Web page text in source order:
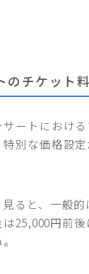
のチケット
ートにおけ
別な価格設
ると、一般的
25,000円前